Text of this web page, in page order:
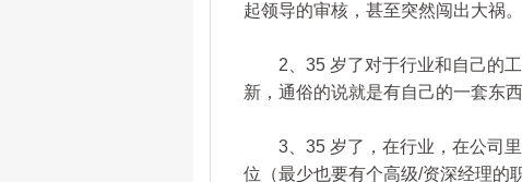
起领导的审核，甚至突然闯出大祸。
2、35 岁了对于行业和自己的工
新，通俗的说就是有自己的一套东西
3、35 岁了，在行业，在公司里
位（最少也要有个高级/资深经理的